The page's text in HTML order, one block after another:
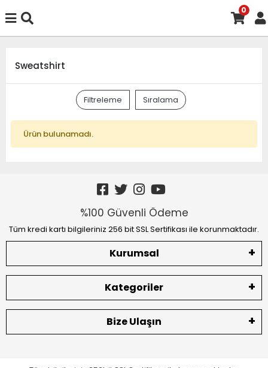
0
Sweatshirt
Filtreleme Sıralama
Ürün bulunamadı.
%100 Güvenli Ödeme
Tüm kredi kartı bilgileriniz 256 bit SSL Sertifikası ile korunmaktadır.
Kurumsal
Kategoriler
Bize Ulaşın